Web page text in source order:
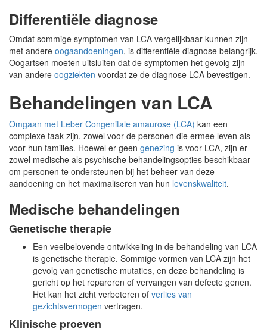
Differentiële diagnose
Omdat sommige symptomen van LCA vergelijkbaar kunnen zijn
met andere oogaandoeningen, is differentiële diagnose belangrijk.
Oogartsen moeten uitsluiten dat de symptomen het gevolg zijn
van andere oogziekten voordat ze de diagnose LCA bevestigen.
Behandelingen van LCA
Omgaan met Leber Congenitale amaurose (LCA) kan een
complexe taak zijn, zowel voor de personen die ermee leven als
voor hun families. Hoewel er geen genezing is voor LCA, zijn er
zowel medische als psychische behandelingsopties beschikbaar
om personen te ondersteunen bij het beheer van deze
aandoening en het maximaliseren van hun levenskwaliteit.
Medische behandelingen
Genetische therapie
Een veelbelovende ontwikkeling in de behandeling van LCA
is genetische therapie. Sommige vormen van LCA zijn het
gevolg van genetische mutaties, en deze behandeling is
gericht op het repareren of vervangen van defecte genen.
Het kan het zicht verbeteren of verlies van
gezichtsvermogen vertragen.
Klinische proeven